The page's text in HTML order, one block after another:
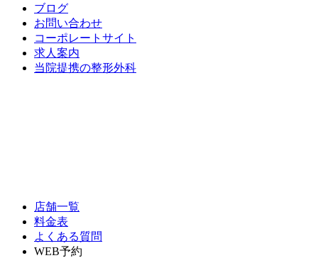
ブログ
お問い合わせ
コーポレートサイト
求人案内
当院提携の整形外科
店舗一覧
料金表
よくある質問
WEB予約